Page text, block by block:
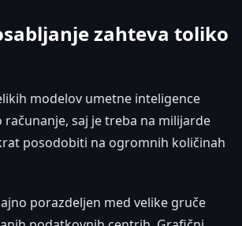
zahteva toliko
modelov umetne inteligence
računanje, saj je treba na milijarde
posodobiti na ogromnih količinah
porazdeljen med velike gruče